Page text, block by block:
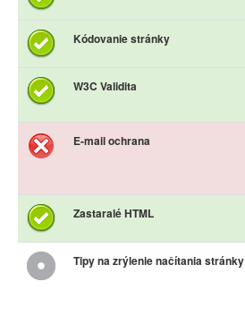
Kódovanie stránky
W3C Validita
E-mail ochrana
Zastaralé HTML
Tipy na zrýlenie načítania stránky